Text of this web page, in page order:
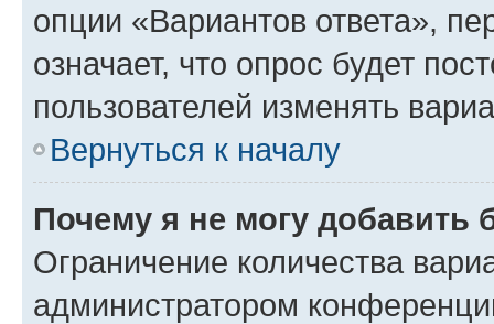
опции «Вариантов ответа»,
означает, что опрос будет
пользователей изменять
Вернуться к началу
Почему я не могу добавить
Ограничение количества
администратором